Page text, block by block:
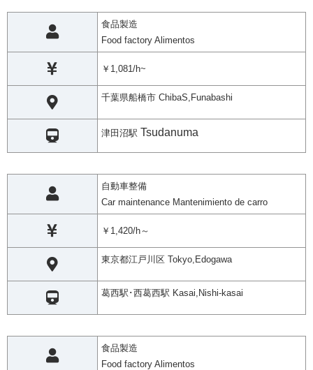
食品製造
Food factory Alimentos
￥1,081/h~
千葉県船橋市 ChibaS,Funabashi
津田沼駅 Tsudanuma
自動車整備
Car maintenance Mantenimiento de carro
￥1,420/h～
東京都江戸川区 Tokyo,Edogawa
葛西駅･西葛西駅 Kasai,Nishi-kasai
食品製造
Food factory Alimentos